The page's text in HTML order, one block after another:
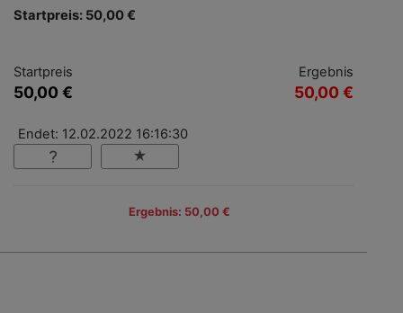
Startpreis: 50,00 €
Startpreis
50,00 €
Ergebnis
50,00 €
Endet: 12.02.2022 16:16:30
Ergebnis: 50,00 €